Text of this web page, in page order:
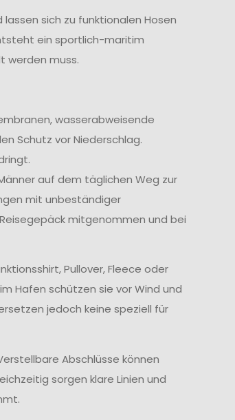
sich zu funktionalen Hosen
ein sportlich-maritim
werden muss.
wasserabweisende
Schutz vor Niederschlag.
auf dem täglichen Weg zur
mit unbeständiger
mitgenommen und bei
Pullover, Fleece oder
Hafen schützen sie vor Wind und
jedoch keine speziell für
Abschlüsse können
sorgen klare Linien und